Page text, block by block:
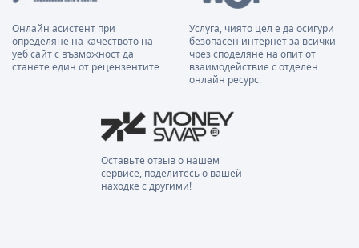
Онлайн асистент при
определяне на качеството на
уеб сайт с възможност да
станете един от рецензентите.
Услуга, чиято цел е да осигури
безопасен интернет за всички
чрез споделяне на опит от
взаимодействие с отделен
онлайн ресурс.
Оставьте отзыв о нашем
сервисе, поделитесь о вашей
находке с другими!